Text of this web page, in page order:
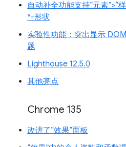
自动补全功能支持“元素”>“
*-形状
实验性功能：突出显示
题
Lighthouse 12.5.0
其他亮点
Chrome 135
改进了“效果”面板